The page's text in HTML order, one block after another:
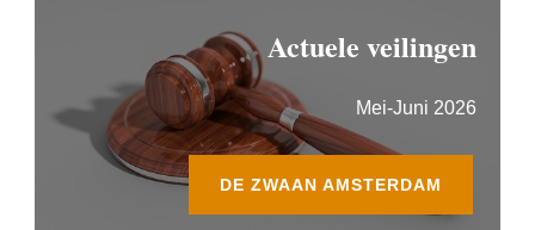
Actuele veilingen
Mei-Juni 2026
DE ZWAAN AMSTERDAM